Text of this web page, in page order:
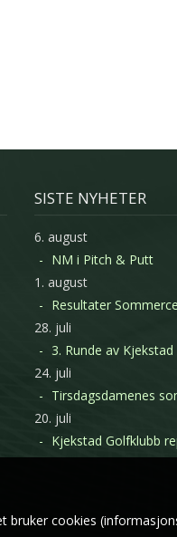
SISTE NYHETER
6. august
NM i Pitch & Putt
1. august
Resultater
28. juli
3. Runde av
24. juli
Tirsdagsdamenes
20. juli
Kjekstad Golfklubb
bruker cookies